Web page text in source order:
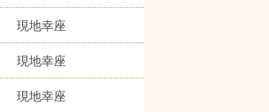
現地幸座
現地幸座
現地幸座